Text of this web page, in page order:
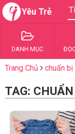
Yêu Trẻ
DANH MỤC
Trang Chủ chuẩn
TAG: